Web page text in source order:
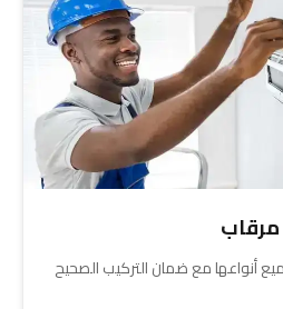
أنواعها مع ضمان التركيب الصحيح